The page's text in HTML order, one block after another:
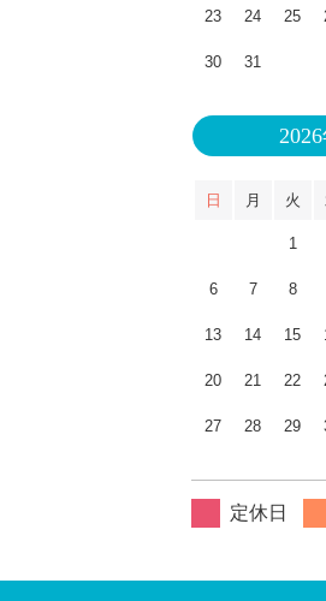
23 24 25
30 31
日 月 火
1
6 7 8
13 14 15
20 21 22
27 28 29
定休日